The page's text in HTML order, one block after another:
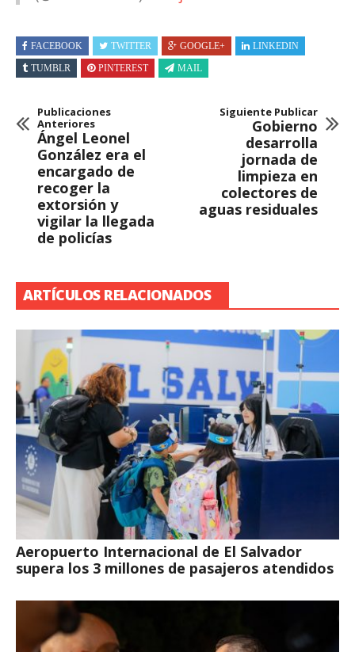
FACEBOOK TWITTER GOOGLE+
LINKEDIN
TUMBLR
PINTEREST MAIL
Publicaciones
Anteriores
Ángel Leonel
González era el
encargado de
recoger la
extorsión y
vigilar la llegada
de policías
Siguiente Publicar
Gobierno
desarrolla
jornada de
limpieza en
colectores de
aguas residuales
ARTÍCULOS RELACIONADOS
Aeropuerto Internacional de El Salvador
supera los 3 millones de pasajeros atendidos